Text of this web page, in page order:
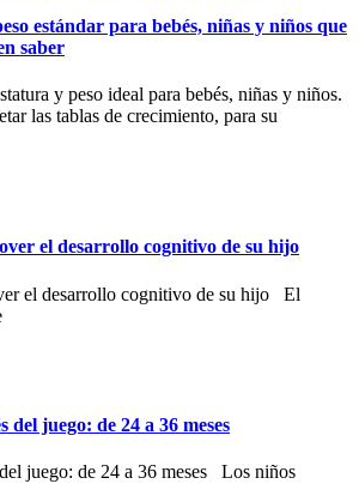
estándar para bebés, niñas y niños que
saber
y peso ideal para bebés, niñas y niños.
las tablas de crecimiento, para su
el desarrollo cognitivo de su hijo
el desarrollo cognitivo de su hijo El
juego: de 24 a 36 meses
juego: de 24 a 36 meses Los niños